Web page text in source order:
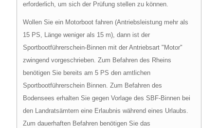
erforderlich, um sich der Prüfung stellen zu können.
Wollen Sie ein Motorboot fahren (Antriebsleistung mehr als
15 PS, Länge weniger als 15 m), dann ist der
Sportbootführerschein-Binnen mit der Antriebsart "Motor"
zwingend vorgeschrieben. Zum Befahren des Rheins
benötigen Sie bereits am 5 PS den amtlichen
Sportbootführerschein Binnen. Zum Befahren des
Bodensees erhalten Sie gegen Vorlage des SBF-Binnen bei
den Landratsämtern eine Erlaubnis während eines Urlaubs.
Zum dauerhaften Befahren benötigen Sie das